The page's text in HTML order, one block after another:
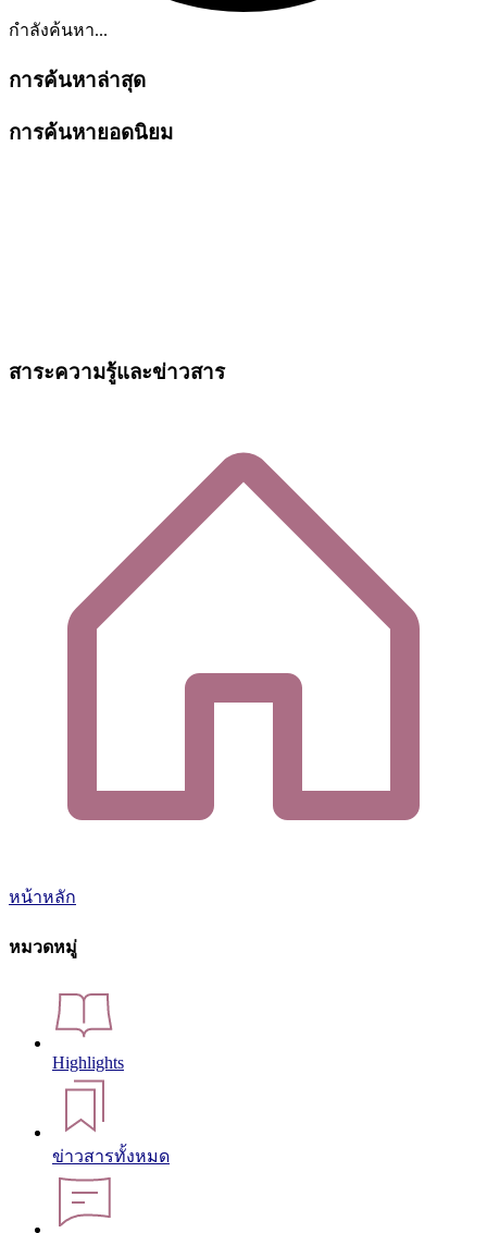
กำลังค้นหา...
การค้นหาล่าสุด
การค้นหายอดนิยม
สาระความรู้และข่าวสาร
หน้าหลัก
หมวดหมู่
Highlights
ข่าวสารทั้งหมด